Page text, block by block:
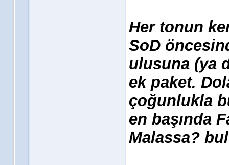
Her tonun
SoD
ulusuna (ya
ek paket.
çoğunlukla
en başında
Malassa?